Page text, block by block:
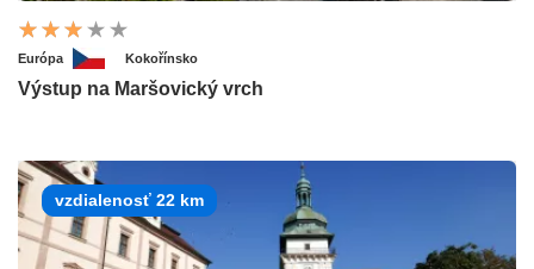
Európa Kokořínsko
Výstup na Maršovický vrch
vzdialenosť 22 km